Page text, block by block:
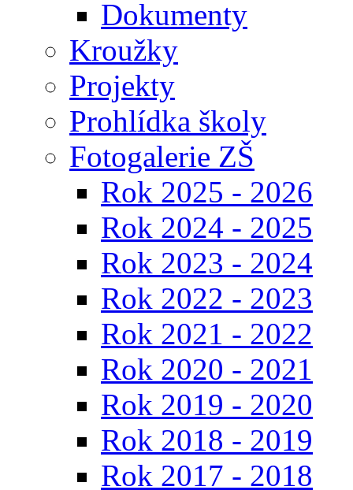
Dokumenty
Kroužky
Projekty
Prohlídka školy
Fotogalerie ZŠ
Rok 2025 - 2026
Rok 2024 - 2025
Rok 2023 - 2024
Rok 2022 - 2023
Rok 2021 - 2022
Rok 2020 - 2021
Rok 2019 - 2020
Rok 2018 - 2019
Rok 2017 - 2018